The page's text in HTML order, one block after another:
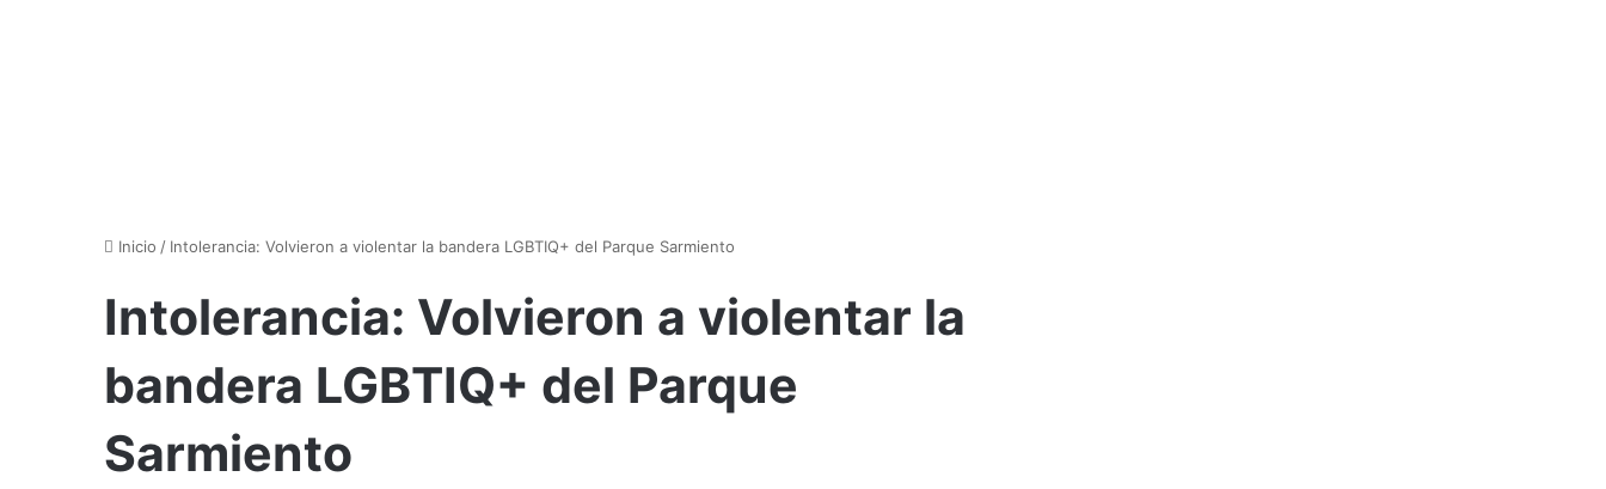
Inicio / Intolerancia: Volvieron a violentar la bandera LGBTIQ+ del Parque Sarmiento
Intolerancia: Volvieron a violentar la
bandera LGBTIQ+ del Parque
Sarmiento